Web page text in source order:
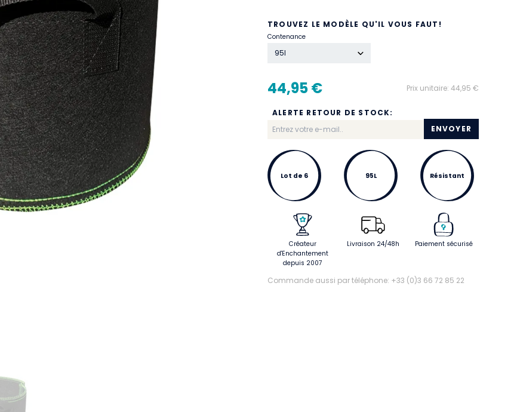
TROUVEZ LE MODÈLE QU'IL VOUS FAUT!
Contenance
95l
44,95 € Prix unitaire: 44,95 €
ALERTE RETOUR DE STOCK:
ENVOYER
Lot de 6 95L Résistant
Créateur
d'Enchantement
depuis 2007
Livraison 24/48h Paiement sécurisé
Commande aussi par téléphone: +33 (0)3 66 72 85 22